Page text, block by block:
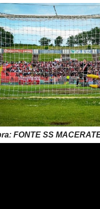
FONTE SS